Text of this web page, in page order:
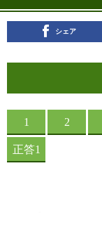
シェア